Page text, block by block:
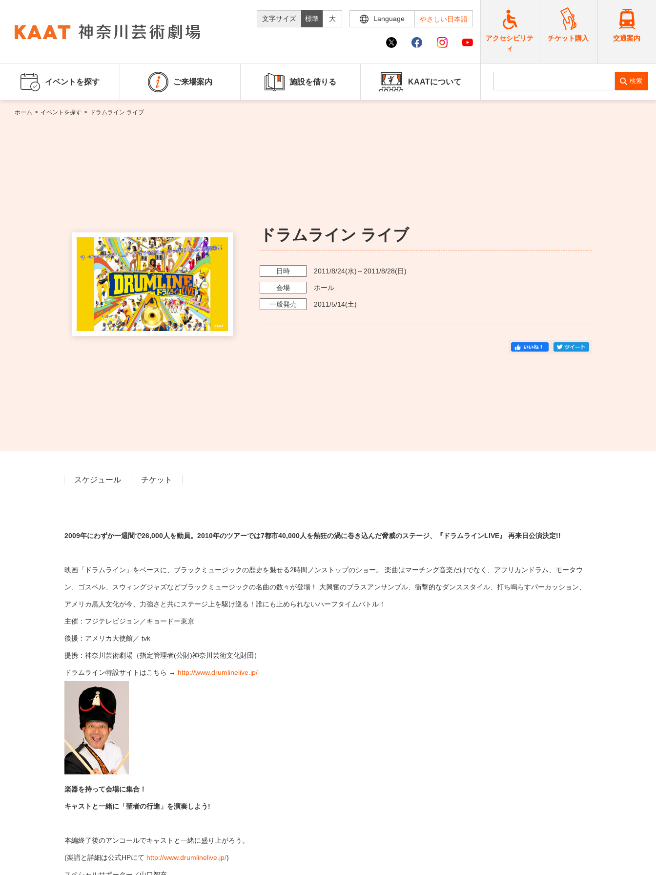
文字サイズ 標準 大 Language やさしい日本語
アクセシビリテ
ィ
チケット購入 交通案内
イベントを探す ご来場案内 施設を借りる KAATについて 検索
ホーム > イベントを探す > ドラムライン ライブ
ドラムライン ライブ
日時 2011/8/24(水)～ 2011/8/28(日)
会場 ホール
一般発売 2011/5/14(土)
スケジュール チケット
2009年にわずか一週間で26,000人を動員。2010年のツアーでは7都市40,000人を熱狂の渦に巻き込んだ脅威のステージ、『ドラムラインLIVE』 再来日公演決定!!
映画「ドラムライン」をベースに、ブラックミュージックの歴史を魅せる2時間ノンストップのショー。 楽曲はマーチング音楽だけでなく、アフリカンドラム、モータウ
ン、ゴスペル、スウィングジャズなどブラックミュージックの名曲の数々が登場！ 大興奮のブラスアンサンブル、衝撃的なダンススタイル、打ち鳴らすパーカッション、
アメリカ黒人文化が今、力強さと共にステージ上を駆け巡る！誰にも止められないハーフタイムバトル！
主催：フジテレビジョン／キョードー東京
後援：アメリカ大使館／ tvk
提携：神奈川芸術劇場（指定管理者(公財)神奈川芸術文化財団）
ドラムライン特設サイトはこちら → http://www.drumlinelive.jp/
楽器を持って会場に集合！
キャストと一緒に「聖者の行進」を演奏しよう!
本編終了後のアンコールでキャストと一緒に盛り上がろう。
(楽譜と詳細は公式HPにて http://www.drumlinelive.jp/)